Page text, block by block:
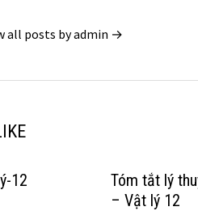
all posts by admin →
12
Tóm tắt lý
– Vật lý 12